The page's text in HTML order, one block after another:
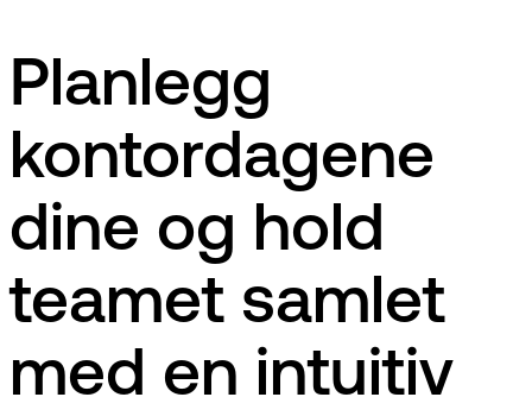
Planlegg
kontordagene
dine og hold
teamet samlet
med en intuitiv